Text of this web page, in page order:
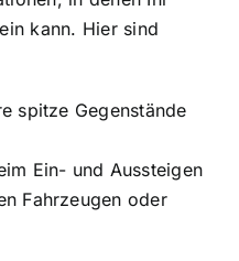
kann. Hier sind
spitze Gegenstände
Ein- und Aussteigen
Fahrzeugen oder